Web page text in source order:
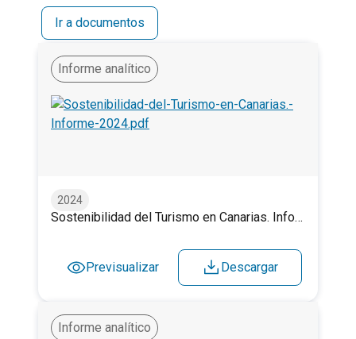
Ir a documentos
Informe analítico
2024
Sostenibilidad del Turismo en Canarias. Informe 2024
Previsualizar Descargar
Informe analítico